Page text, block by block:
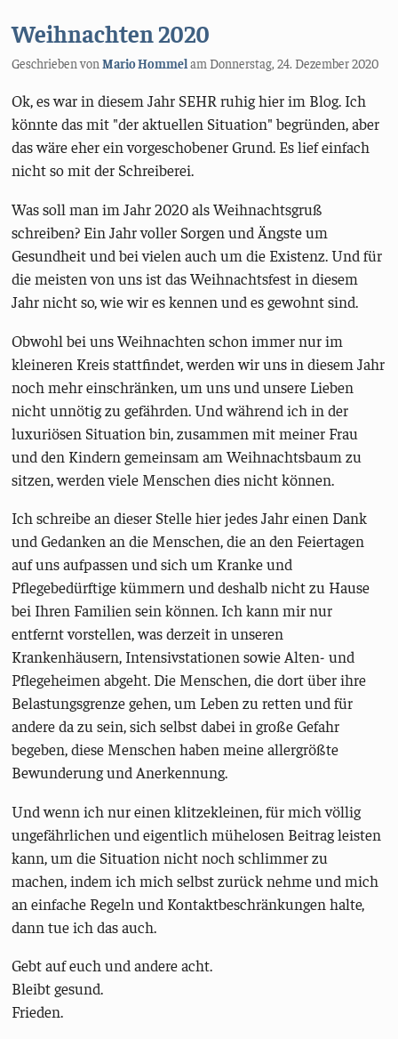
Weihnachten 2020
Geschrieben vonMario HommelamDonnerstag, 24. Dezember 2020
Ok, es war in diesem Jahr SEHR ruhig hier im Blog. Ich
könnte das mit "der aktuellen Situation" begründen, aber
das wäre eher ein vorgeschobener Grund. Es lief einfach
nicht so mit der Schreiberei.
Was soll man im Jahr 2020 als Weihnachtsgruß
schreiben? Ein Jahr voller Sorgen und Ängste um
Gesundheit und bei vielen auch um die Existenz. Und für
die meisten von uns ist das Weihnachtsfest in diesem
Jahr nicht so, wie wir es kennen und es gewohnt sind.
Obwohl bei uns Weihnachten schon immer nur im
kleineren Kreis stattfindet, werden wir uns in diesem Jahr
noch mehr einschränken, um uns und unsere Lieben
nicht unnötig zu gefährden. Und während ich in der
luxuriösen Situation bin, zusammen mit meiner Frau
und den Kindern gemeinsam am Weihnachtsbaum zu
sitzen, werden viele Menschen dies nicht können.
Ich schreibe an dieser Stelle hier jedes Jahr einen Dank
und Gedanken an die Menschen, die an den Feiertagen
auf uns aufpassen und sich um Kranke und
Pflegebedürftige kümmern und deshalb nicht zu Hause
bei Ihren Familien sein können. Ich kann mir nur
entfernt vorstellen, was derzeit in unseren
Krankenhäusern, Intensivstationen sowie Alten- und
Pflegeheimen abgeht. Die Menschen, die dort über ihre
Belastungsgrenze gehen, um Leben zu retten und für
andere da zu sein, sich selbst dabei in große Gefahr
begeben, diese Menschen haben meine allergrößte
Bewunderung und Anerkennung.
Und wenn ich nur einen klitzekleinen, für mich völlig
ungefährlichen und eigentlich mühelosen Beitrag leisten
kann, um die Situation nicht noch schlimmer zu
machen, indem ich mich selbst zurück nehme und mich
an einfache Regeln und Kontaktbeschränkungen halte,
dann tue ich das auch.
Gebt auf euch und andere acht.
Bleibt gesund.
Frieden.